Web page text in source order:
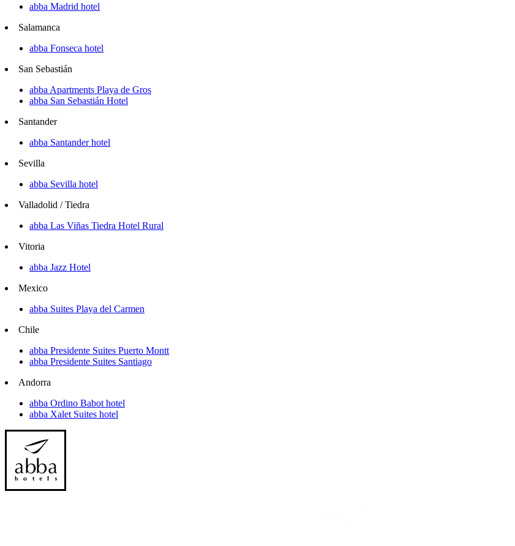
abba Madrid hotel
Salamanca
abba Fonseca hotel
San Sebastián
abba Apartments Playa de Gros
abba San Sebastián Hotel
Santander
abba Santander hotel
Sevilla
abba Sevilla hotel
Valladolid / Tiedra
abba Las Viñas Tiedra Hotel Rural
Vitoria
abba Jazz Hotel
Mexico
abba Suites Playa del Carmen
Chile
abba Presidente Suites Puerto Montt
abba Presidente Suites Santiago
Andorra
abba Ordino Babot hotel
abba Xalet Suites hotel